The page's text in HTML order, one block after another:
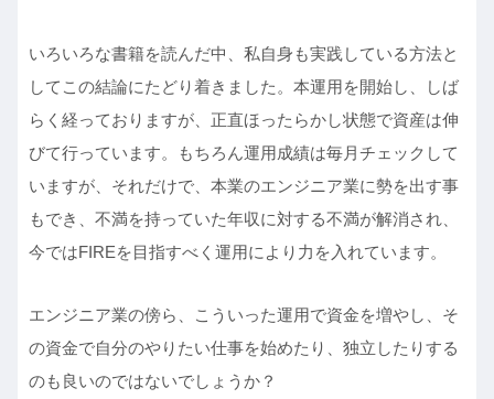
いろいろな書籍を読んだ中、私自身も実践している方法と
してこの結論にたどり着きました。本運用を開始し、しば
らく経っておりますが、正直ほったらかし状態で資産は伸
びて行っています。もちろん運用成績は毎月チェックして
いますが、それだけで、本業のエンジニア業に勢を出す事
もでき、不満を持っていた年収に対する不満が解消され、
今ではFIREを目指すべく運用により力を入れています。
エンジニア業の傍ら、こういった運用で資金を増やし、そ
の資金で自分のやりたい仕事を始めたり、独立したりする
のも良いのではないでしょうか？